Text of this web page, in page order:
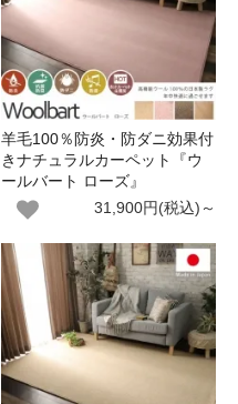
羊毛100％防炎・防ダニ効果付
きナチュラルカーペット『ウ
ールバート ローズ』
31,900円(税込)～